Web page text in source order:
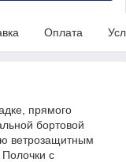
Оплата
прямого
бортовой
ветрозащитным
с